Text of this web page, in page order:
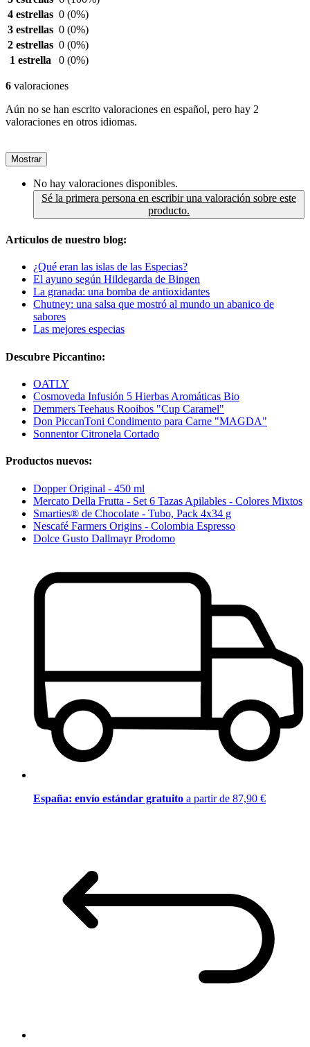
4 estrellas 0 (0%)
3 estrellas 0 (0%)
2 estrellas 0 (0%)
1 estrella
0 (0%)
6 valoraciones
Aún no se han escrito valoraciones en español, pero hay 2
valoraciones en otros idiomas.
Mostrar
No hay valoraciones disponibles.
Sé la primera persona en escribir una valoración sobre este
producto.
Artículos de nuestro blog:
¿Qué eran las islas de las Especias?
El ayuno según Hildegarda de Bingen
La granada: una bomba de antioxidantes
Chutney: una salsa que mostró al mundo un abanico de
sabores
Las mejores especias
Descubre Piccantino:
OATLY
Cosmoveda Infusión 5 Hierbas Aromáticas Bio
Demmers Teehaus Rooibos "Cup Caramel"
Don PiccanToni Condimento para Carne "MAGDA"
Sonnentor Citronela Cortado
Productos nuevos:
Dopper Original - 450 ml
Mercato Della Frutta - Set 6 Tazas Apilables - Colores Mixtos
Smarties® de Chocolate - Tubo, Pack 4x34 g
Nescafé Farmers Origins - Colombia Espresso
Dolce Gusto Dallmayr Prodomo
España: envío estándar gratuito a partir de 87,90 €